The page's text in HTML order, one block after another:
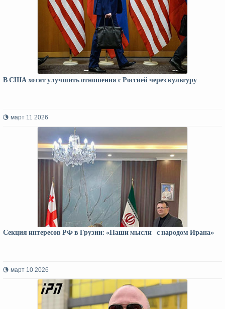
В США хотят улучшить отношения с Россией через культуру
март 11 2026
Секция интересов РФ в Грузии: «Наши мысли - с народом Ирана»
март 10 2026